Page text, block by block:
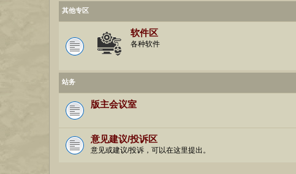
其他专区
软件区
各种软件
站务
版主会议室
意见建议/投诉区
意见或建议/投诉，可以在这里提出。